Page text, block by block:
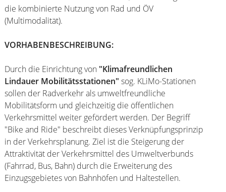
die kombinierte Nutzung von Rad und ÖV
(Multimodalität).
VORHABENBESCHREIBUNG:
Durch die Einrichtung von "Klimafreundlichen
Lindauer Mobilitätsstationen" sog. KLiMo-Stationen
sollen der Radverkehr als umweltfreundliche
Mobilitätsform und gleichzeitig die öffentlichen
Verkehrsmittel weiter gefördert werden. Der Begriff
"Bike and Ride" beschreibt dieses Verknüpfungsprinzip
in der Verkehrsplanung. Ziel ist die Steigerung der
Attraktivität der Verkehrsmittel des Umweltverbunds
(Fahrrad, Bus, Bahn) durch die Erweiterung des
Einzugsgebietes von Bahnhöfen und Haltestellen.